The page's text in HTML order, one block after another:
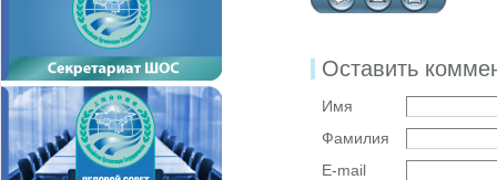
Оставить
Имя
Фамилия
E-mail